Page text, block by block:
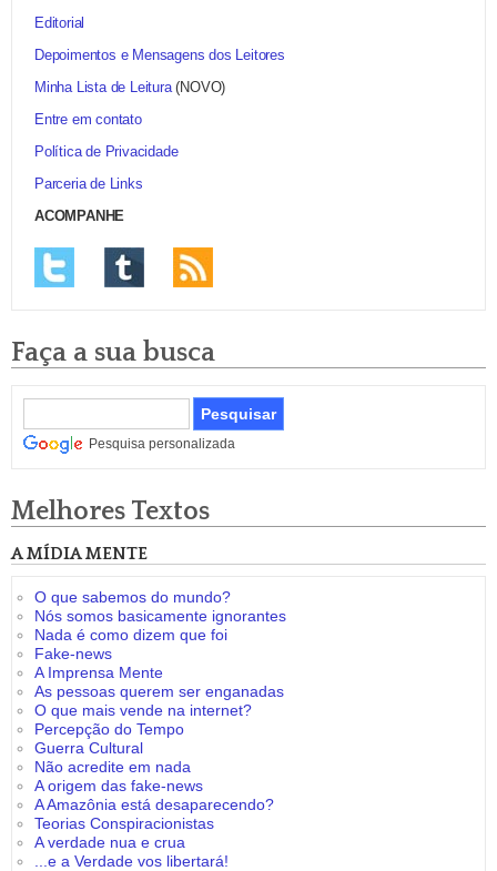
Editorial
Depoimentos e Mensagens dos Leitores
Minha Lista de Leitura(NOVO)
Entre em contato
Política de Privacidade
Parceria de Links
ACOMPANHE
Faça a sua busca
Pesquisa personalizada
Melhores Textos
A MÍDIA MENTE
O que sabemos do mundo?
Nós somos basicamente ignorantes
Nada é como dizem que foi
Fake-news
A Imprensa Mente
As pessoas querem ser enganadas
O que mais vende na internet?
Percepção do Tempo
Guerra Cultural
Não acredite em nada
A origem das fake-news
A Amazônia está desaparecendo?
Teorias Conspiracionistas
A verdade nua e crua
...e a Verdade vos libertará!